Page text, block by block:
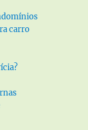
carro